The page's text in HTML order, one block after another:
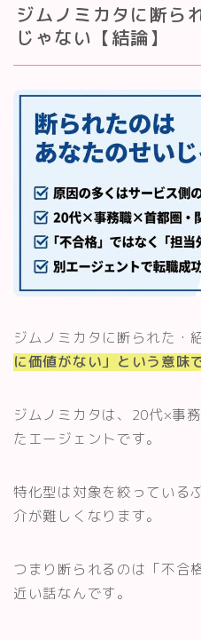
ジムノミカタに断ら
じゃない【結論】
ジムノミカタに断られた・
に価値がない」という意味
ジムノミカタは、20代×事
たエージェントです。
特化型は対象を絞っている
介が難しくなります。
つまり断られるのは「不合
近い話なんです。